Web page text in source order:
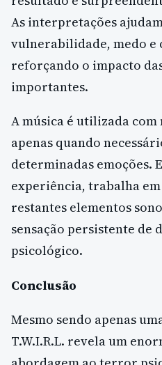
As interpretações
vulnerabilidade, medo e
reforçando o impacto
importantes.
A música é utilizada
apenas quando
determinadas emoções.
experiência, trabalha
restantes elementos
sensação persistente de
psicológico.
Conclusão
Mesmo sendo apenas
T.W.I.R.L. revela um